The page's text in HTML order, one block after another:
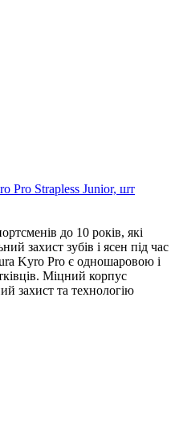
Pro Strapless Junior, шт
до 10 років, які
захист зубів і ясен під час
Kyro Pro є одношаровою і
Міцний корпус
захист та технологію